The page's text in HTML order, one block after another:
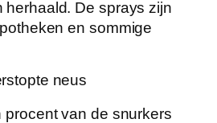
herhaald. De sprays zijn
en sommige
neus
procent van de snurkers